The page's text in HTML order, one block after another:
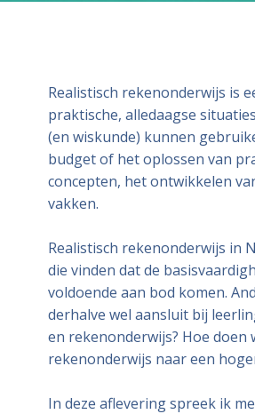
Realistisch rekenonderwijs is
praktische, alledaagse
(en wiskunde) kunnen
budget of het oplossen van
concepten, het ontwikkelen
vakken.
Realistisch rekenonderwijs in
die vinden dat de
voldoende aan bod komen.
derhalve wel aansluit bij
en rekenonderwijs? Hoe
rekenonderwijs naar een
In deze aflevering spreek ik